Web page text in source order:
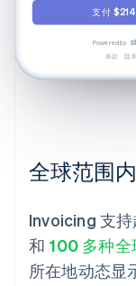
支付
Powered by
条款
隐私
全球范围
Invoicing 支持
和 100 多种
所在地动态显